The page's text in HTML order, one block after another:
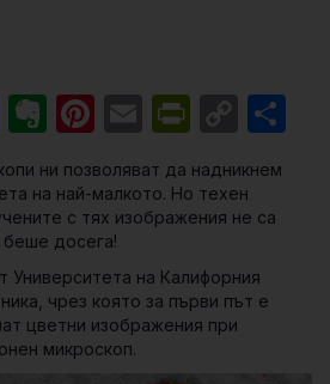
Mastodon
Evernote
Pinterest
Email
ни позволяват да надникнем
на най-малкото. Но техен
с тях изображения не са
беше досега!
Университета на Калифорния
чрез която за първи път е
цветни изображения при
микроскоп.